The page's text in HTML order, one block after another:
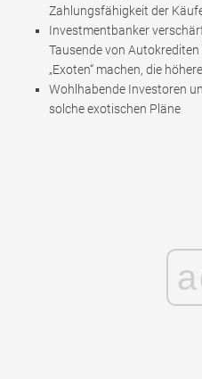
Zahlungsfähigkeit der
Investmentbanker
Tausende von
„Exoten“ machen, die
Wohlhabende Investoren
solche exotischen Pläne